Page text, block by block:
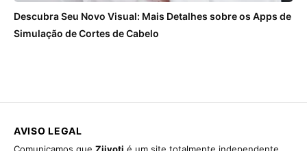
Descubra Seu Novo Visual: Mais Detalhes sobre os Apps de
Simulação de Cortes de Cabelo
AVISO LEGAL